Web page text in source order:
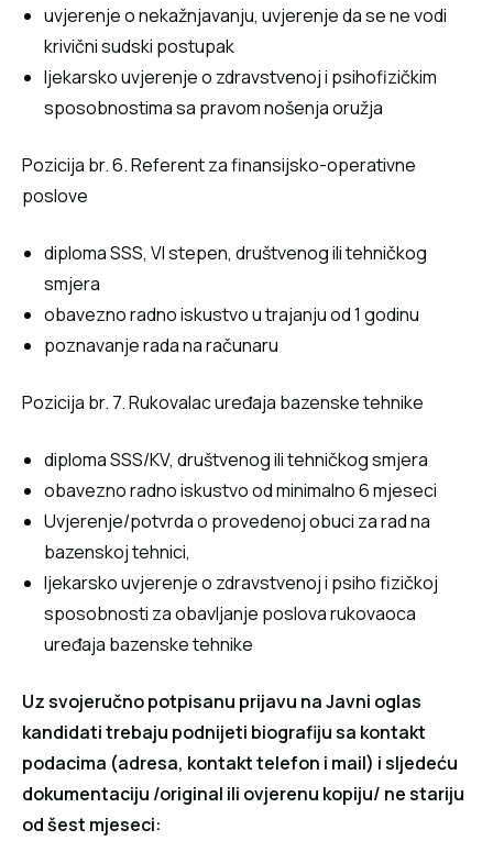
uvjerenje o nekažnjavanju, uvjerenje da se ne vodi
krivični sudski postupak
ljekarsko uvjerenje o zdravstvenoj i psihofizičkim
sposobnostima sa pravom nošenja oružja
Pozicija br. 6. Referent za finansijsko-operativne
poslove
diploma SSS, VI stepen, društvenog ili tehničkog
smjera
obavezno radno iskustvo u trajanju od 1 godinu
poznavanje rada na računaru
Pozicija br. 7. Rukovalac uređaja bazenske tehnike
diploma SSS/KV, društvenog ili tehničkog smjera
obavezno radno iskustvo od minimalno 6 mjeseci
Uvjerenje/potvrda o provedenoj obuci za rad na
bazenskoj tehnici,
ljekarsko uvjerenje o zdravstvenoj i psiho fizičkoj
sposobnosti za obavljanje poslova rukovaoca
uređaja bazenske tehnike
Uz svojeručno potpisanu prijavu na Javni oglas
kandidati trebaju podnijeti biografiju sa kontakt
podacima (adresa, kontakt telefon i mail) i sljedeću
dokumentaciju /original ili ovjerenu kopiju/ ne stariju
od šest mjeseci: